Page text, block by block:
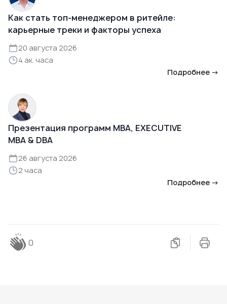
Как стать топ-менеджером в ритейле:
карьерные треки и факторы успеха
20 августа 2026
4 ак. часа
Подробнее →
Презентация программ MBA, EXECUTIVE
MBA & DBA
26 августа 2026
2 часа
Подробнее →
0